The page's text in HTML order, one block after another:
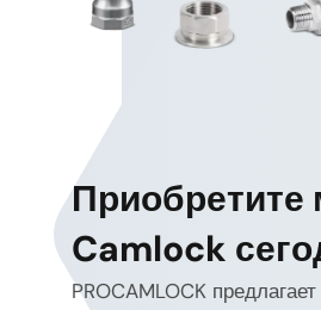
Camlock
PROCAMLOCK